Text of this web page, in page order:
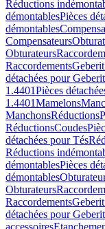
Réductions
démontablesPièces
démontables
Compensateurs
Obturateurs
Raccordements
détachées pour
1.4401Pièces
1.4401Mamelons
ManchonsRéductions
RéductionsCoudes
détachées pour Tés
Réductions
démontablesPièces
démontables
Obturateurs
Raccordements
détachées pour
accessoires